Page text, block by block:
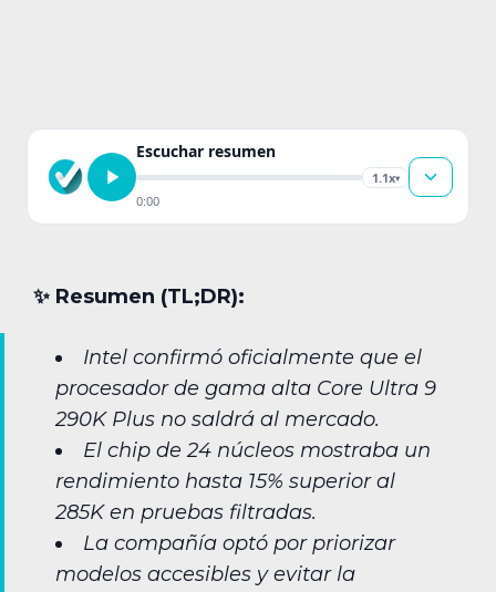
Escuchar resumen
1.1x▾
0:00
✨︎ Resumen (TL;DR):
Intel confirmó oficialmente que el
procesador de gama alta Core Ultra 9
290K Plus no saldrá al mercado.
El chip de 24 núcleos mostraba un
rendimiento hasta 15% superior al
285K en pruebas filtradas.
La compañía optó por priorizar
modelos accesibles y evitar la